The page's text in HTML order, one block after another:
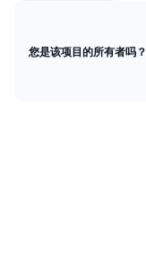
您是该项目的所有者吗？